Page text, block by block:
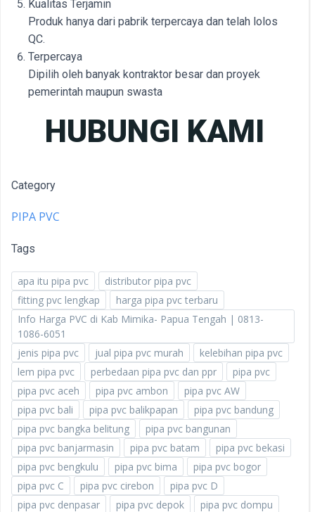
Kualitas Terjamin
Produk hanya dari pabrik terpercaya dan telah lolos
QC.
Terpercaya
Dipilih oleh banyak kontraktor besar dan proyek
pemerintah maupun swasta
HUBUNGI KAMI
Category
PIPA PVC
Tags
apa itu pipa pvc
distributor pipa pvc
fitting pvc lengkap
harga pipa pvc terbaru
Info Harga PVC di Kab Mimika- Papua Tengah | 0813-
1086-6051
jenis pipa pvc
jual pipa pvc murah
kelebihan pipa pvc
lem pipa pvc
perbedaan pipa pvc dan ppr
pipa pvc
pipa pvc aceh
pipa pvc ambon
pipa pvc AW
pipa pvc bali
pipa pvc balikpapan
pipa pvc bandung
pipa pvc bangka belitung
pipa pvc bangunan
pipa pvc banjarmasin
pipa pvc batam
pipa pvc bekasi
pipa pvc bengkulu
pipa pvc bima
pipa pvc bogor
pipa pvc C
pipa pvc cirebon
pipa pvc D
pipa pvc denpasar
pipa pvc depok
pipa pvc dompu